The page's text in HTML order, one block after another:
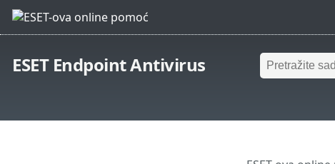
ESET Endpoint Antivirus